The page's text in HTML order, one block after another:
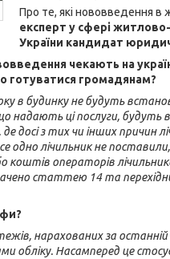
Про те, які нововведення в
експерт у сфері
України кандидат
чекають на
готуватися громадянам?
в будинку не будуть
надають ці послуги, будуть
досі з тих чи інших причин
одно лічильник не
операторів
статтею 14 та
нарахованих за
обліку. Насамперед це